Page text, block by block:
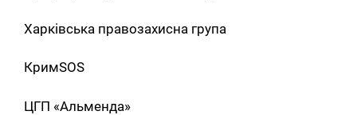
Харківська правозахисна група
КримSOS
ЦГП «Альменда»